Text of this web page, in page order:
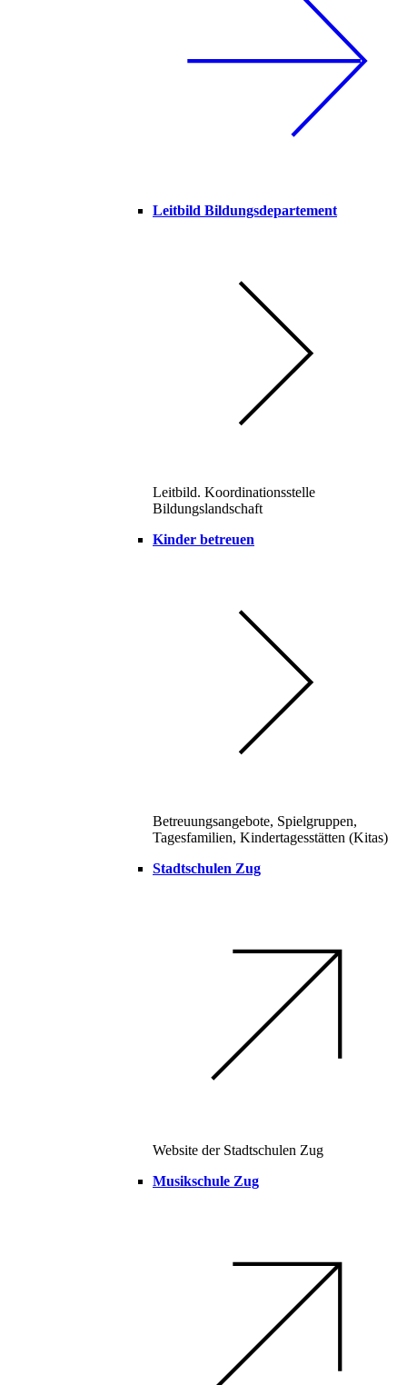
Leitbild Bildungsdepartement
Leitbild. Koordinationsstelle
Bildungslandschaft
Kinder betreuen
Betreuungsangebote, Spielgruppen,
Tagesfamilien, Kindertagesstätten (Kitas)
Stadtschulen Zug
Website der Stadtschulen Zug
Musikschule Zug